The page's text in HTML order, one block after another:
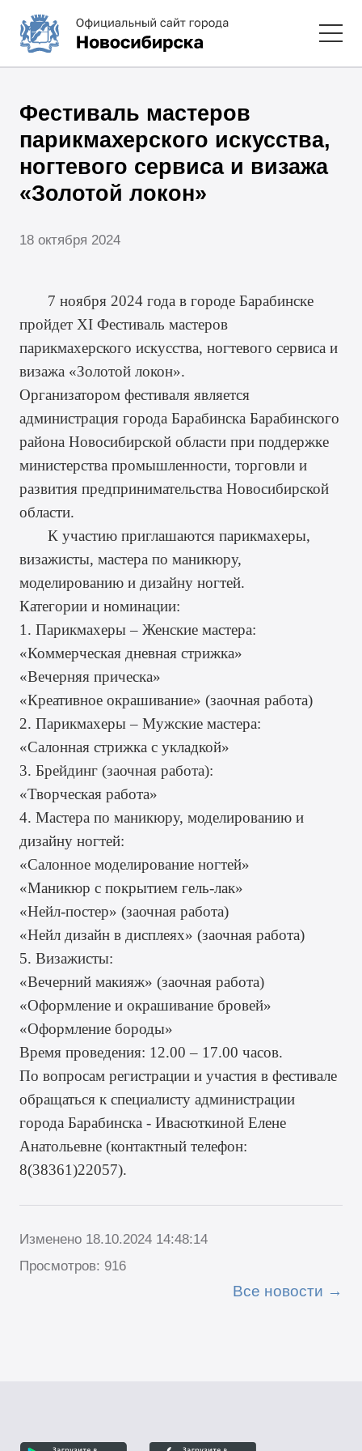
Фестиваль мастеров
парикмахерского искусства,
ногтевого сервиса и визажа
«Золотой локон»
18 октября 2024
7 ноября 2024 года в городе Барабинске
пройдет XI Фестиваль мастеров
парикмахерского искусства, ногтевого сервиса и
визажа «Золотой локон».
Организатором фестиваля является
администрация города Барабинска Барабинского
района Новосибирской области при поддержке
министерства промышленности, торговли и
развития предпринимательства Новосибирской
области.
К участию приглашаются парикмахеры,
визажисты, мастера по маникюру,
моделированию и дизайну ногтей.
Категории и номинации:
1. Парикмахеры – Женские мастера:
«Коммерческая дневная стрижка»
«Вечерняя прическа»
«Креативное окрашивание» (заочная работа)
2. Парикмахеры – Мужские мастера:
«Салонная стрижка с укладкой»
3. Брейдинг (заочная работа):
«Творческая работа»
4. Мастера по маникюру, моделированию и
дизайну ногтей:
«Салонное моделирование ногтей»
«Маникюр с покрытием гель-лак»
«Нейл-постер» (заочная работа)
«Нейл дизайн в дисплеях» (заочная работа)
5. Визажисты:
«Вечерний макияж» (заочная работа)
«Оформление и окрашивание бровей»
«Оформление бороды»
Время проведения: 12.00 – 17.00 часов.
По вопросам регистрации и участия в фестивале
обращаться к специалисту администрации
города Барабинска - Ивасюткиной Елене
Анатольевне (контактный телефон:
8(38361)22057).
Изменено 18.10.2024 14:48:14
Просмотров: 916
Все новости